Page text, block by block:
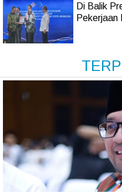
Di Balik
Pekerjaan